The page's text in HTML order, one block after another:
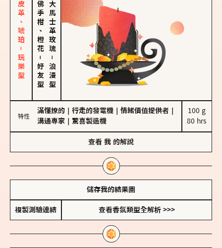
皮革、琥珀－玩樂型 佛手柑、橙花
－
好友型
大馬士革玫瑰
－
浪漫型
特性
滿懂撩的 行走的發電機 情緒價值提供者
溝通專家
驚喜製造機
100 g
80 hrs
查看 我 的解說
儲存我的結果圖
複製測驗連結 查看香氛類型全解析 >>>